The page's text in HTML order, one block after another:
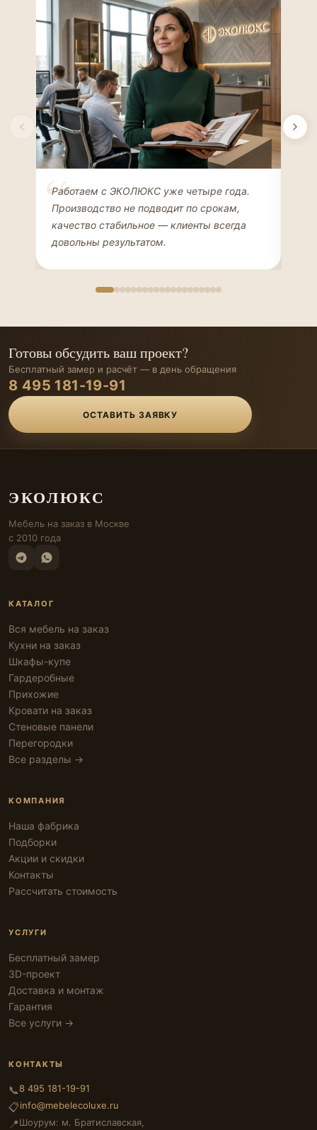
Елена Соколова
ДИЗАЙНЕР ИНТЕРЬЕРОВ
Работаем с ЭКОЛЮКС уже четыре года.
Производство не подводит по срокам,
качество стабильное — клиенты всегда
довольны результатом.
Готовы обсудить ваш проект?
Бесплатный замер и расчёт — в день обращения
8 495 181-19-91
ОСТАВИТЬ ЗАЯВКУ
ЭКОЛЮКС
Мебель на заказ в Москве
с 2010 года
КАТАЛОГ
Вся мебель на заказ
Кухни на заказ
Шкафы-купе
Гардеробные
Прихожие
Кровати на заказ
Стеновые панели
Перегородки
Все разделы →
КОМПАНИЯ
Наша фабрика
Подборки
Акции и скидки
Контакты
Рассчитать стоимость
УСЛУГИ
Бесплатный замер
3D-проект
Доставка и монтаж
Гарантия
Все услуги →
КОНТАКТЫ
📞8 495 181-19-91
📋info@mebelecoluxe.ru
📍Шоурум: м. Братиславская,